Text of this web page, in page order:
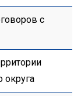
с
округа